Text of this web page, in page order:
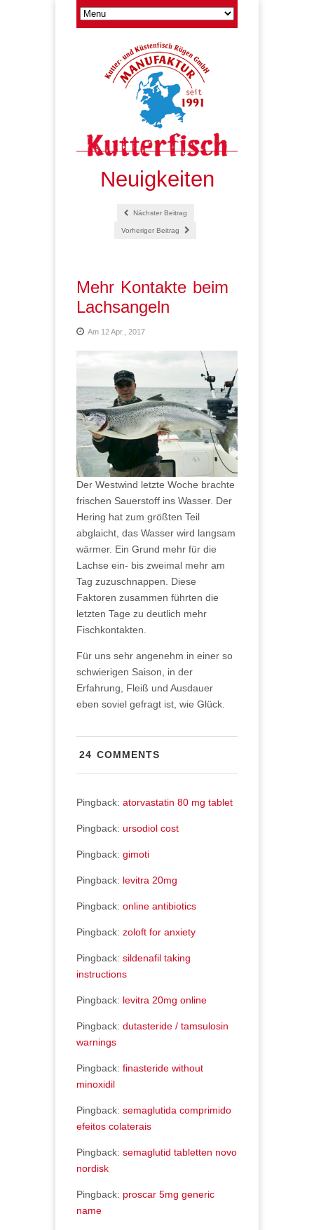
Neuigkeiten
Nächster Beitrag
Vorheriger Beitrag
Mehr Kontakte beim
Lachsangeln
Am 12 Apr., 2017
Der Westwind letzte Woche brachte
frischen Sauerstoff ins Wasser. Der
Hering hat zum größten Teil
abglaicht, das Wasser wird langsam
wärmer. Ein Grund mehr für die
Lachse ein- bis zweimal mehr am
Tag zuzuschnappen. Diese
Faktoren zusammen führten die
letzten Tage zu deutlich mehr
Fischkontakten.
Für uns sehr angenehm in einer so
schwierigen Saison, in der
Erfahrung, Fleiß und Ausdauer
eben soviel gefragt ist, wie Glück.
24 COMMENTS
Pingback: atorvastatin 80 mg tablet
Pingback: ursodiol cost
Pingback: gimoti
Pingback: levitra 20mg
Pingback: online antibiotics
Pingback: zoloft for anxiety
Pingback: sildenafil taking
instructions
Pingback: levitra 20mg online
Pingback: dutasteride / tamsulosin
warnings
Pingback: finasteride without
minoxidil
Pingback: semaglutida comprimido
efeitos colaterais
Pingback: semaglutid tabletten novo
nordisk
Pingback: proscar 5mg generic
name